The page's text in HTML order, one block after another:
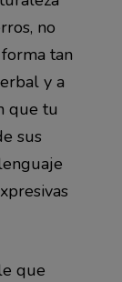
no
tan
y a
que tu
sus
que